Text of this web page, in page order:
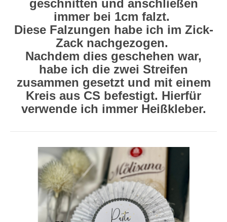
geschnitten und anschließen
immer bei 1cm falzt.
Diese Falzungen habe ich im Zick-
Zack nachgezogen.
Nachdem dies geschehen war,
habe ich die zwei Streifen
zusammen gesetzt und mit einem
Kreis aus CS befestigt. Hierfür
verwende ich immer Heißkleber.